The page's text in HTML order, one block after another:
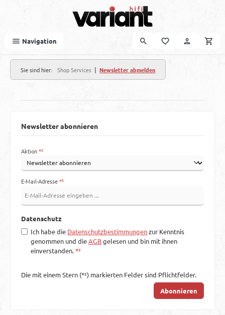
Navigation
Sie sind hier: Shop Services | Newsletter abmelden
Newsletter abonnieren
Aktion*²
E-Mail-Adresse*²
Datenschutz
Ich habe die Datenschutzbestimmungenzur Kenntnis
genommen und dieAGBgelesen und bin mit ihnen
einverstanden.*²
Die mit einem Stern (*²) markierten Felder sind Pflichtfelder.
Abonnieren